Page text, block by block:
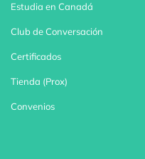
Estudia en Canadá
Club de Conversación
Certificados
Tienda (Prox)
Convenios